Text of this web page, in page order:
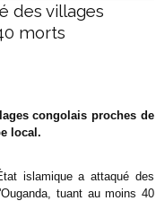
des villages
morts
congolais proches de
local.
islamique a attaqué des
tuant au moins 40